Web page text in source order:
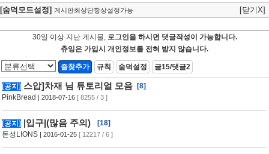
[숨덕모드설정] 게시판최상단항상설정가능 [닫기X]
30일 이상 지난 게시물, 로그인을 하시면 댓글작성이 가능합니다.
츄잉은 가입시 개인정보를 전혀 받지 않습니다.
즐찾추가 규칙 숨덕설정 글15/댓글2
[공지] 스압]차재 님 튜토리얼 모음
[8]
PinkBread
| 2018-07-16 [ 8255 / 3 ]
[공지] |입구|(많음 주의)
[18]
돈성LIONS | 2016-01-25 [ 12217 / 6 ]